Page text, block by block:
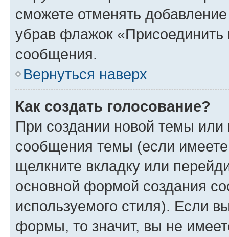
сможете отменять
убрав флажок
сообщения.
Вернуться наверх
Как создать голосование?
При создании новой темы или
сообщения темы (если
щелкните вкладку или
основной формой создания
используемого стиля). Если
формы, то значит, вы не